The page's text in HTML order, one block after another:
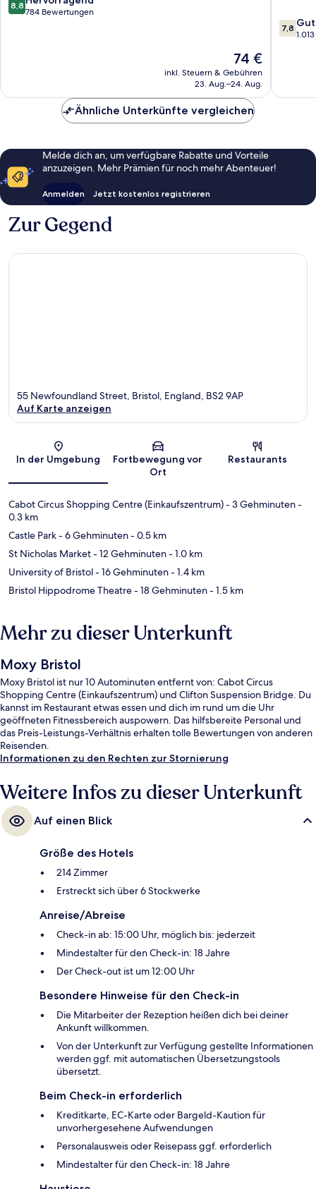
Centre
von
8,8
784 Bewertungen
Der
Preis
beträgt
74 €
inkl. Steuern & Gebühren
23. Aug.–24. Aug.
Bristol
7.8
von
7,8 Gut
Ähnliche Unterkünfte vergleichen
Melde dich an, um verfügbare Rabatte und Vorteile
anzuzeigen. Mehr Prämien für noch mehr Abenteuer!
Anmelden Jetzt kostenlos registrieren
Zur Gegend
Karte
55 Newfoundland Street, Bristol, England, BS2 9AP
Auf Karte anzeigen
In der Umgebung
Fortbewegung vor
Ort
Restaurants
Cabot Circus Shopping Centre (Einkaufszentrum)- 3 Gehminuten-
0.3 km
Castle Park- 6 Gehminuten- 0.5 km
St Nicholas Market- 12 Gehminuten- 1.0 km
University of Bristol- 16 Gehminuten- 1.4 km
Bristol Hippodrome Theatre- 18 Gehminuten- 1.5 km
Mehr zu dieser Unterkunft
Moxy Bristol
Moxy Bristol ist nur 10 Autominuten entfernt von: Cabot Circus
Shopping Centre (Einkaufszentrum) und Clifton Suspension Bridge. Du
kannst im Restaurant etwas essen und dich im rund um die Uhr
geöffneten Fitnessbereich auspowern. Das hilfsbereite Personal und
das Preis-Leistungs-Verhältnis erhalten tolle Bewertungen von anderen
Reisenden.
Informationen zu den Rechten zur Stornierung
Weitere Infos zu dieser Unterkunft
Auf einen Blick
Größe des Hotels
214 Zimmer
Erstreckt sich über 6 Stockwerke
Anreise/Abreise
Check-in ab: 15:00 Uhr, möglich bis: jederzeit
Mindestalter für den Check-in: 18 Jahre
Der Check-out ist um 12:00 Uhr
Besondere Hinweise für den Check-in
Die Mitarbeiter der Rezeption heißen dich bei deiner
Ankunft willkommen.
Von der Unterkunft zur Verfügung gestellte Informationen
werden ggf. mit automatischen Übersetzungstools
übersetzt.
Beim Check-in erforderlich
Kreditkarte, EC-Karte oder Bargeld-Kaution für
unvorhergesehene Aufwendungen
Personalausweis oder Reisepass ggf. erforderlich
Mindestalter für den Check-in: 18 Jahre